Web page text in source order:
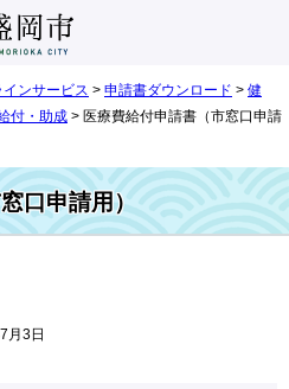
インサービス > 申請書ダウンロード > 健
付・助成 > 医療費給付申請書（市窓口申請
口申請用）
月3日